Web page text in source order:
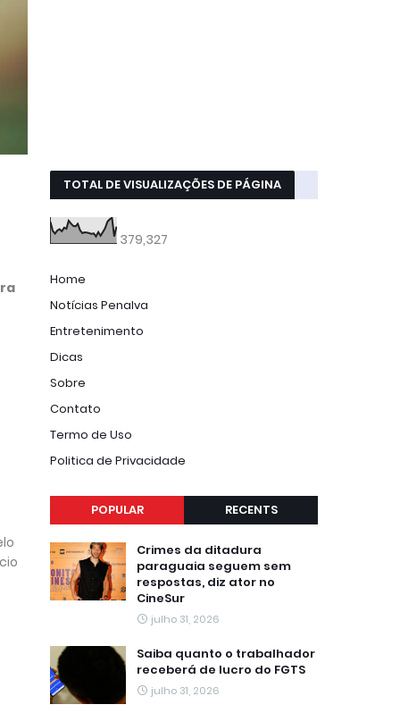
TOTAL DE VISUALIZAÇÕES DE PÁGINA
379,327
Home
Notícias Penalva
Entretenimento
Dicas
Sobre
Contato
Termo de Uso
Politica de Privacidade
POPULAR RECENTS
Crimes da ditadura
paraguaia seguem sem
respostas, diz ator no
CineSur
julho 31, 2026
Saiba quanto o trabalhador
receberá de lucro do FGTS
julho 31, 2026